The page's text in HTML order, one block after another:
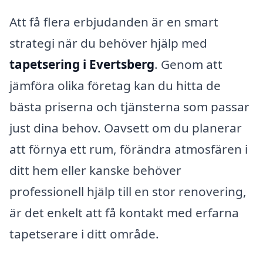
Att få flera erbjudanden är en smart
strategi när du behöver hjälp med
tapetsering i Evertsberg. Genom att
jämföra olika företag kan du hitta de
bästa priserna och tjänsterna som passar
just dina behov. Oavsett om du planerar
att förnya ett rum, förändra atmosfären i
ditt hem eller kanske behöver
professionell hjälp till en stor renovering,
är det enkelt att få kontakt med erfarna
tapetserare i ditt område.